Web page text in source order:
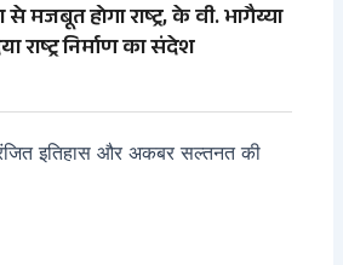
मजबूत होगा राष्ट्र, के वी. भागैय्या
राष्ट्र निर्माण का संदेश